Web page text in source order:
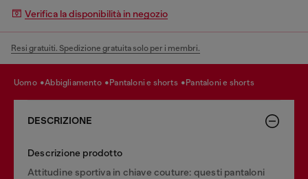
Verifica la disponibilità in negozio
Resi gratuiti. Spedizione gratuita solo per i membri.
uomo abbigliamento pantaloni e shorts pantaloni e shorts
DESCRIZIONE
Descrizione prodotto
Attitudine sportiva in chiave couture: questi pantaloni